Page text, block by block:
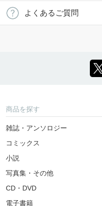
よくあるご質問
商品を探す
雑誌・アンソロジー
コミックス
小説
写真集・その他
CD・DVD
電子書籍